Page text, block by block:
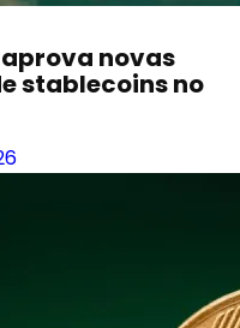
novas
stablecoins no